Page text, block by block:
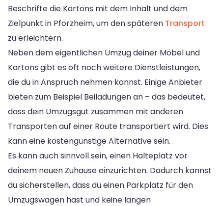
Beschrifte die Kartons mit dem Inhalt und dem
Zielpunkt in Pforzheim, um den späteren Transport
zu erleichtern.
Neben dem eigentlichen Umzug deiner Möbel und
Kartons gibt es oft noch weitere Dienstleistungen,
die du in Anspruch nehmen kannst. Einige Anbieter
bieten zum Beispiel Beiladungen an – das bedeutet,
dass dein Umzugsgut zusammen mit anderen
Transporten auf einer Route transportiert wird. Dies
kann eine kostengünstige Alternative sein.
Es kann auch sinnvoll sein, einen Halteplatz vor
deinem neuen Zuhause einzurichten. Dadurch kannst
du sicherstellen, dass du einen Parkplatz für den
Umzugswagen hast und keine langen